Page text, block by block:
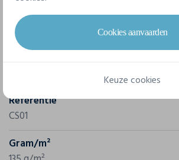
Eigenschappen
Merk
Referentie
CS01
Gram/m²
Cookies aanvaarden
Keuze cookies